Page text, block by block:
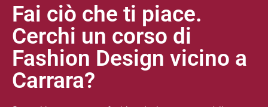
Fai ciò che ti piace.
Cerchi un corso di
Fashion Design vicino a
Carrara?